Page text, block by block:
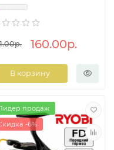
160.00р.
В корзину
продаж
-6%